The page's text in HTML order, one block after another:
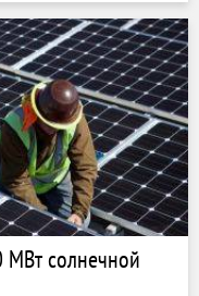
МВт солнечной